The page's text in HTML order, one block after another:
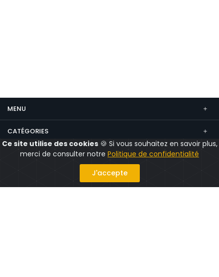
MENU
CATÉGORIES
CONTACT
Ce site utilise des cookies🍪 Si vous souhaitez en savoir plus,
merci de consulter notre Politique de confidentialité
J'accepte